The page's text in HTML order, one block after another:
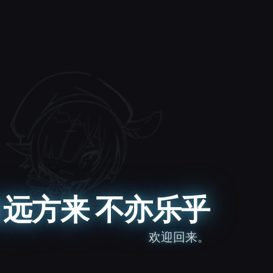
方来 不亦乐乎
欢迎回来。